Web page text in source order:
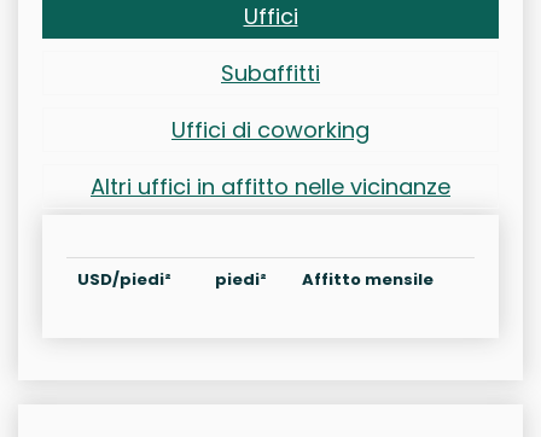
Uffici
Subaffitti
Uffici di coworking
Altri uffici in affitto nelle vicinanze
USD/piedi² piedi² Affitto mensile